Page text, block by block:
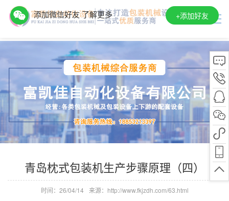
青岛枕式包装机生产步骤原理（四）
时间：26/04/14 来源：http://www.fkjzdh.com/63.html
添加微信好友 了解更多 +添加好友